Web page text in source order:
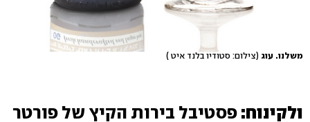
משלנו. עוג (צילום: סטודיו בלנד איט )
ולקינוח: פסטיבל בירות הקיץ של פורטר